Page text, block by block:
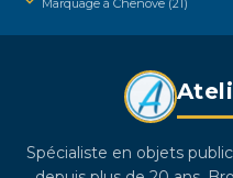
Spécialiste en objets